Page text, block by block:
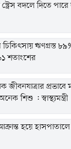
বদলে দিতে
চিকিৎসায় ঋণগ্রস্ত
শতাংশের
জীবনযাত্রার প্রভাবে
শিশু : স্বাস্থ্যমন্ত্রী
হয়ে